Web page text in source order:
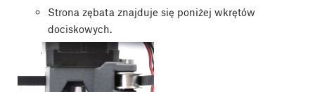
Strona zębata znajduje się poniżej wkrętów
dociskowych.